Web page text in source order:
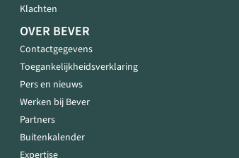
Klachten
OVER BEVER
Contactgegevens
Toegankelijkheidsverklaring
Pers en nieuws
Werken bij Bever
Partners
Buitenkalender